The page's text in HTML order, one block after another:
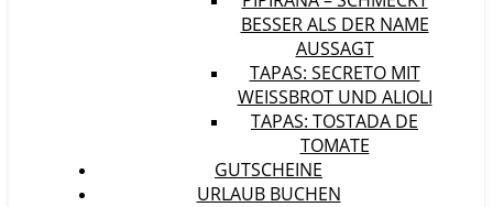
BESSER ALS DER NAME
AUSSAGT
TAPAS: SECRETO MIT
WEISSBROT UND ALIOLI
TAPAS: TOSTADA DE
TOMATE
GUTSCHEINE
URLAUB BUCHEN